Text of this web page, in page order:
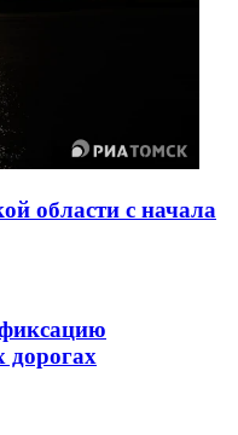
области с начала